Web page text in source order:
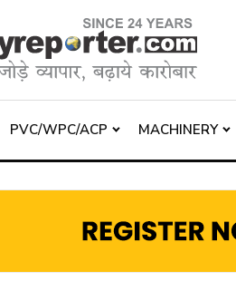
PVC/WPC/ACP MACHINERY